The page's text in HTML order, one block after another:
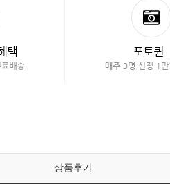
상품후기